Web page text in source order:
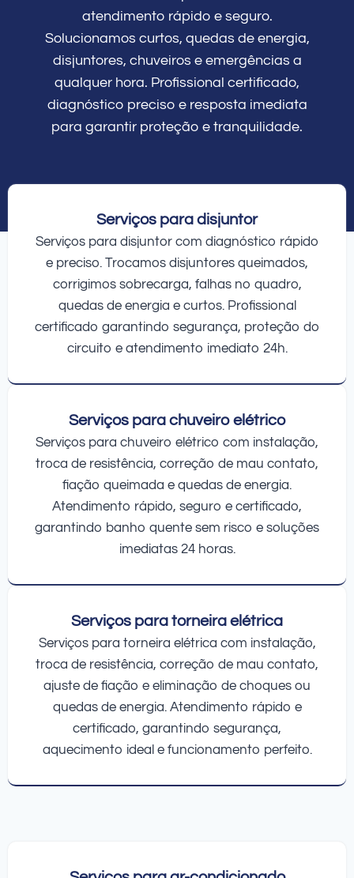
atendimento rápido e seguro.
Solucionamos curtos, quedas de energia,
disjuntores, chuveiros e emergências a
qualquer hora. Profissional certificado,
diagnóstico preciso e resposta imediata
para garantir proteção e tranquilidade.
Serviços para disjuntor
Serviços para disjuntor com diagnóstico rápido
e preciso. Trocamos disjuntores queimados,
corrigimos sobrecarga, falhas no quadro,
quedas de energia e curtos. Profissional
certificado garantindo segurança, proteção do
circuito e atendimento imediato 24h.
Serviços para chuveiro elétrico
Serviços para chuveiro elétrico com instalação,
troca de resistência, correção de mau contato,
fiação queimada e quedas de energia.
Atendimento rápido, seguro e certificado,
garantindo banho quente sem risco e soluções
imediatas 24 horas.
Serviços para torneira elétrica
Serviços para torneira elétrica com instalação,
troca de resistência, correção de mau contato,
ajuste de fiação e eliminação de choques ou
quedas de energia. Atendimento rápido e
certificado, garantindo segurança,
aquecimento ideal e funcionamento perfeito.